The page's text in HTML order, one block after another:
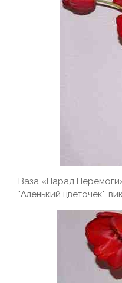
Ваза «Парад
"Аленький цветочек",